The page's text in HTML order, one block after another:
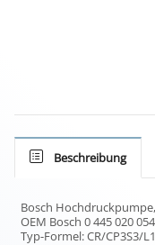
Beschreibung
Bosch
OEM Bosch 0 445 020 054
Typ-Formel: CR/CP3S3/